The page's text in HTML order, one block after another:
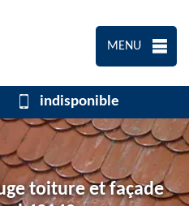
MENU
indisponible
toiture et façade